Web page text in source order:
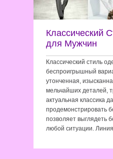
Классический
для Мужчин
Классический стиль
беспроигрышный
утонченная,
мельчайших деталей,
актуальная классика
продемонстрировать
позволяет выглядеть
любой ситуации.